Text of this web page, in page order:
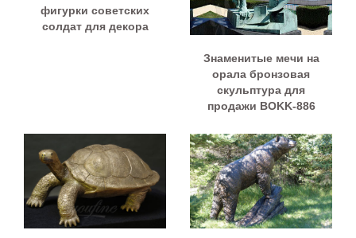
фигурки советских
солдат для декора
Знаменитые мечи на
орала бронзовая
скульптура для
продажи BOKK-886